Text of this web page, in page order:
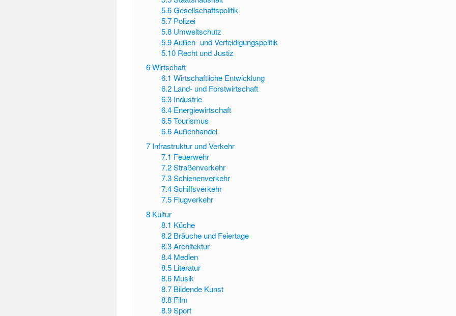
5.6 Gesellschaftspolitik
5.7 Polizei
5.8 Umweltschutz
5.9 Außen- und Verteidigungspolitik
5.10 Recht und Justiz
6Wirtschaft
6.1 Wirtschaftliche Entwicklung
6.2 Land- und Forstwirtschaft
6.3 Industrie
6.4 Energiewirtschaft
6.5 Tourismus
6.6 Außenhandel
7 Infrastruktur und Verkehr
7.1 Feuerwehr
7.2 Straßenverkehr
7.3 Schienenverkehr
7.4 Schiffsverkehr
7.5 Flugverkehr
8 Kultur
8.1 Küche
8.2 Bräuche und Feiertage
8.3 Architektur
8.4 Medien
8.5 Literatur
8.6 Musik
8.7 Bildende Kunst
8.8 Film
8.9 Sport